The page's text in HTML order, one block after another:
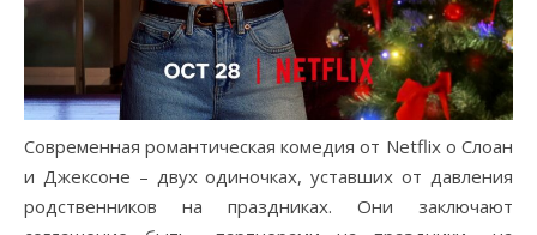
Современная романтическая комедия от Netflix о Слоан
и Джексоне – двух одиночках, уставших от давления
родственников на праздниках. Они заключают